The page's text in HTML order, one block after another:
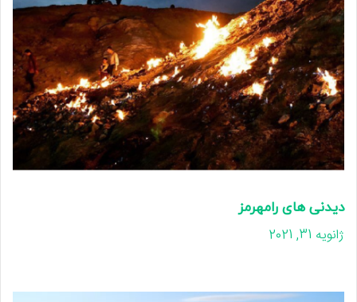
دیدنی های رامهرمز
ژانویه 31, 2021